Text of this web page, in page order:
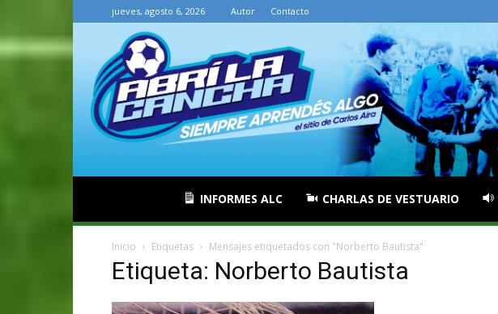
jueves, agosto 6, 2026 Autor Contacto
INFORMES ALC CHARLAS DE VESTUARIO
Inicio Etiquetas Mensajes etiquetados con "Norberto Bautista"
Etiqueta: Norberto Bautista